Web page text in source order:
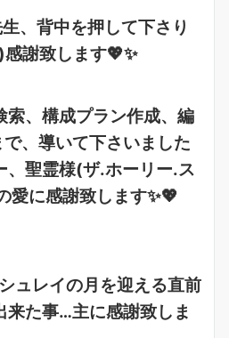
、背中を押して下さり
謝致します💖✨
索、構成プラン作成、編
、導いて下さいました
、聖霊様(ザ.ホーリー.ス
愛に感謝致します✨💖
ュレイの月を迎える直前
来た事…主に感謝致しま